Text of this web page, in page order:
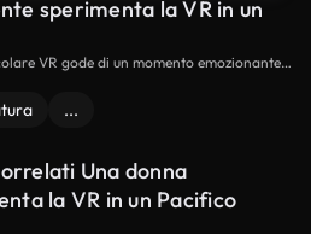
sperimenta la VR in un
VR gode di un momento emozionante
virtuale all'aperto, in piedi nella densa
...
Una donna
la VR in un Pacifico